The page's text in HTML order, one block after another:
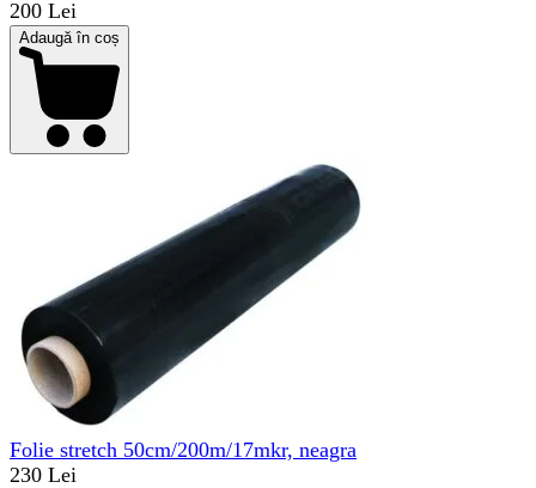
200 Lei
Adaugă în coș
Folie stretch 50cm/200m/17mkr, neagra
230 Lei